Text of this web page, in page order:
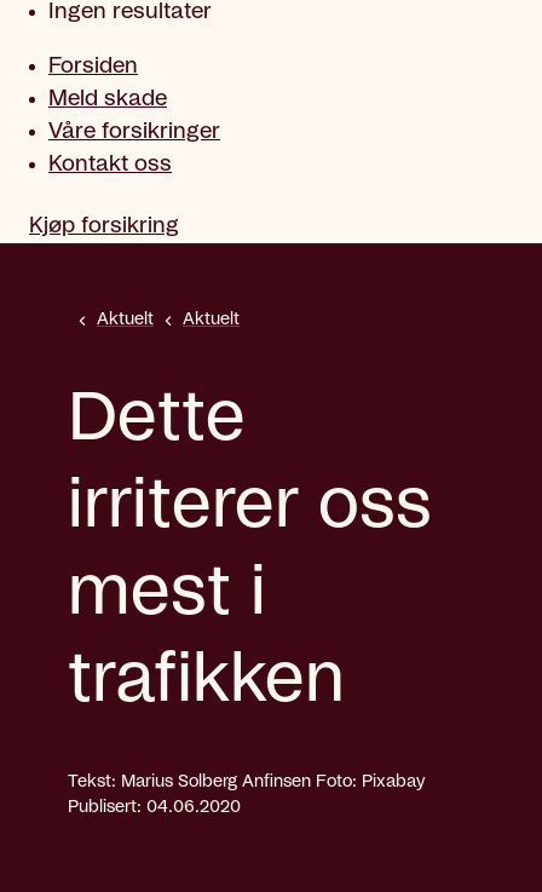
Ingen resultater
Forsiden
Meld skade
Våre forsikringer
Kontakt oss
Kjøp forsikring
Aktuelt Aktuelt
Dette
irriterer oss
mest i
trafikken
Tekst: Marius Solberg Anfinsen Foto: Pixabay
Publisert: 04.06.2020